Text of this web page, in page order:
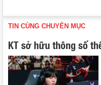
TIN CÙNG CHUYÊN MỤC
KT sở hữu thông số